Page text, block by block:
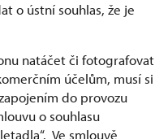
o ústní souhlas, že je
natáčet či fotografovat
účelům, musí si
do provozu
o souhlasu
Ve smlouvě